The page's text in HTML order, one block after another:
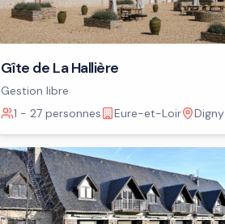
Gîte de La Hallière
Gestion libre
1 - 27 personnes
Eure-et-Loir Digny